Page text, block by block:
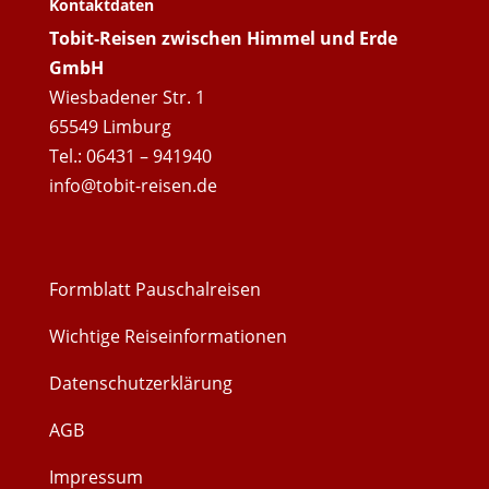
Kontaktdaten
Tobit-Reisen zwischen Himmel und Erde
GmbH
Wiesbadener Str. 1
65549 Limburg
Tel.: 06431 – 941940
info@tobit-reisen.de
Formblatt Pauschalreisen
Wichtige Reiseinformationen
Datenschutzerklärung
AGB
Impressum